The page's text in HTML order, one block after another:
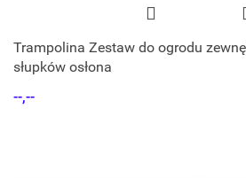
Trampolina Zestaw do ogrodu
słupków osłona
--,--